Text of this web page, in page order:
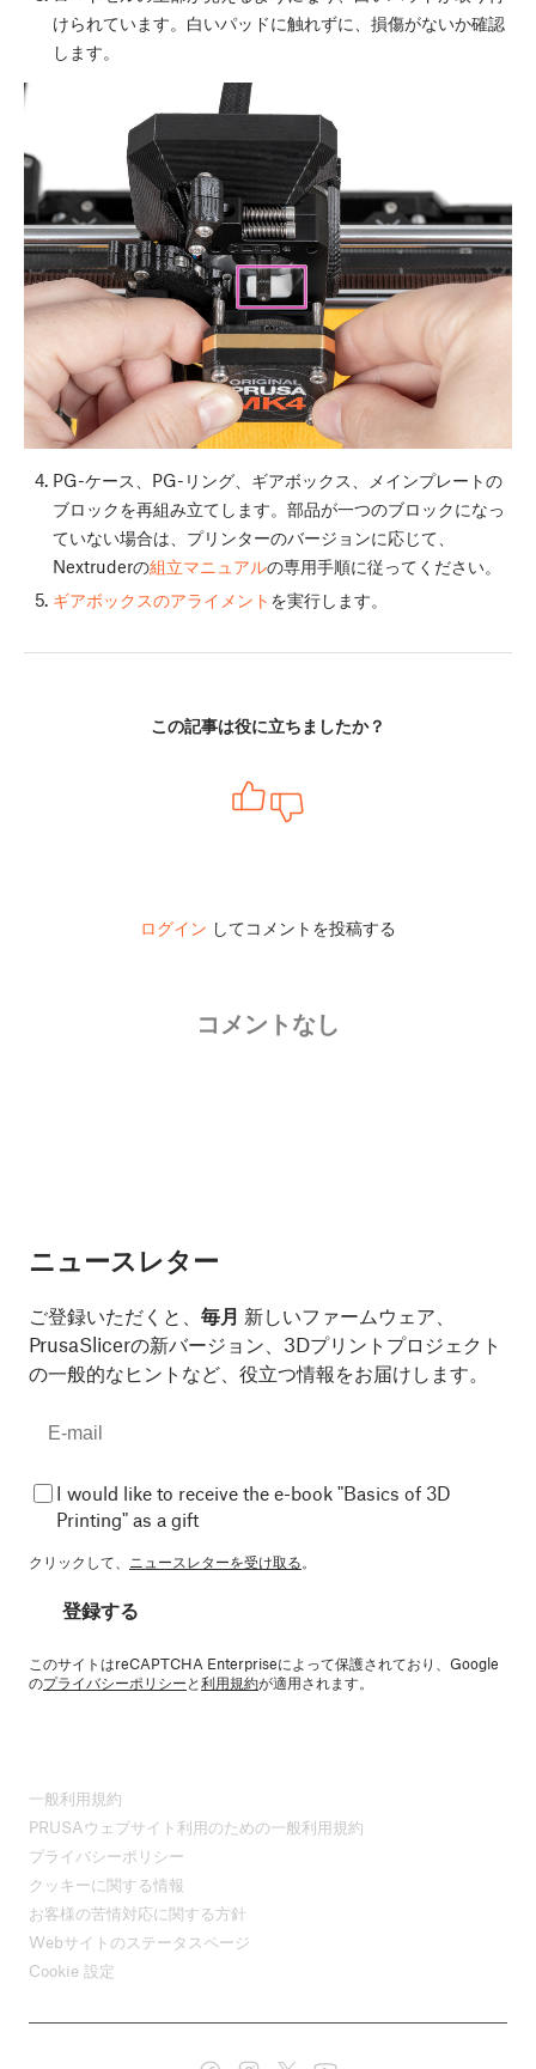
けられています。白いパッドに触れずに、損傷がないか確認
します。
PG-ケース、PG-リング、ギアボックス、メインプレートの
ブロックを再組み立てします。部品が一つのブロックになっ
ていない場合は、プリンターのバージョンに応じて、
Nextruderの組立マニュアルの専用手順に従ってください。
ギアボックスのアライメント を実行します。
この記事は役に立ちましたか？
ログイン してコメントを投稿する
コメントなし
ニュースレター
ご登録いただくと、 毎月 新しいファームウェア、
PrusaSlicerの新バージョン、3Dプリントプロジェクト
の一般的なヒントなど、役立つ情報をお届けします。
I would like to receive the e-book "Basics of 3D
Printing" as a gift
クリックして、 ニュースレターを受け取る。
登録する
このサイトはreCAPTCHA Enterpriseによって保護されており、Google
のプライバシーポリシーと利用規約が適用されます。
一般利用規約
PRUSAウェブサイト利用のための一般利用規約
プライバシーポリシー
クッキーに関する情報
お客様の苦情対応に関する方針
Webサイトのステータスページ
Cookie 設定